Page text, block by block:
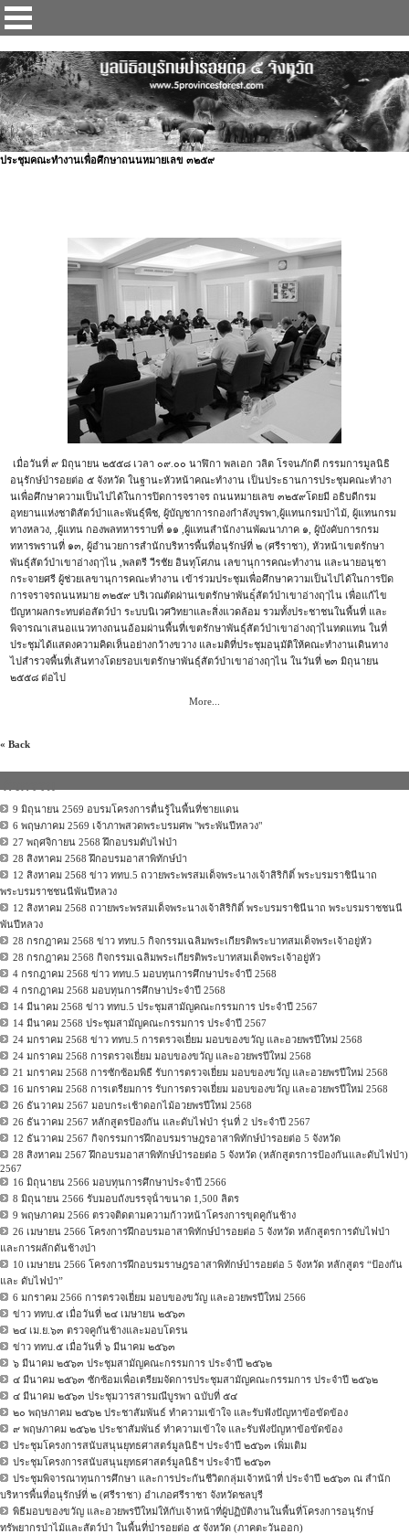
ประชุมคณะทำงานเพื่อศึกษาถนนหมายเลข ๓๒๕๙
เมื่อวันที่ ๙ มิถุนายน ๒๕๕๘ เวลา ๐๙.๐๐ นาฬิกา พลเอก วลิต โรจนภักดี กรรมการมูลนิธิ
อนุรักษ์ป่ารอยต่อ ๕ จังหวัด ในฐานะหัวหน้าคณะทำงาน เป็นประธานการประชุมคณะทำงา
นเพื่อศึกษาความเป็นไปได้ในการปิดการจราจร ถนนหมายเลข ๓๒๕๙โดยมี อธิบดีกรม
อุทยานแห่งชาติสัตว์ป่าและพันธุ์พืช, ผู้บัญชาการกองกำลังบูรพา,ผู้แทนกรมป่าไม้, ผู้แทนกรม
ทางหลวง, ,ผู้แทน กองพลทหารราบที่ ๑๑ ,ผู้แทนสำนักงานพัฒนาภาค ๑, ผู้บังคับการกรม
ทหารพรานที่ ๑๓, ผู้อำนวยการสำนักบริหารพื้นที่อนุรักษ์ที่ ๒ (ศรีราชา), หัวหน้าเขตรักษา
พันธุ์สัตว์ป่าเขาอ่างฤๅไน ,พลตรี วีรชัย อินทุโศภน เลขานุการคณะทำงาน และนายอนุชา
กระจายศรี ผู้ช่วยเลขานุการคณะทำงาน เข้าร่วมประชุมเพื่อศึกษาความเป็นไปได้ในการปิด
การจราจรถนนหมาย ๓๒๕๙ บริเวณตัดผ่านเขตรักษาพันธุ์สัตว์ป่าเขาอ่างฤๅไน เพื่อแก้ไข
ปัญหาผลกระทบต่อสัตว์ป่า ระบบนิเวศวิทยาและสิ่งแวดล้อม รวมทั้งประชาชนในพื้นที่ และ
พิจารณาเสนอแนวทางถนนอ้อมผ่านพื้นที่เขตรักษาพันธุ์สัตว์ป่าเขาอ่างฤๅไนทดแทน ในที่
ประชุมได้แสดงความคิดเห็นอย่างกว้างขวาง และมติที่ประชุมอนุมัติให้คณะทำงานเดินทาง
ไปสำรวจพื้นที่เส้นทางโดยรอบเขตรักษาพันธุ์สัตว์ป่าเขาอ่างฤๅไน ในวันที่ ๒๓ มิถุนายน
๒๕๕๘ ต่อไป
More...
« Back
9 มิถุนายน 2569 อบรมโครงการตื่นรู้ในพื้นที่ชายแดน
6 พฤษภาคม 2569 เจ้าภาพสวดพระบรมศพ "พระพันปีหลวง"
27 พฤศจิกายน 2568 ฝึกอบรมดับไฟป่า
28 สิงหาคม 2568 ฝึกอบรมอาสาพิทักษ์ป่า
12 สิงหาคม 2568 ข่าว ททบ.5 ถวายพระพรสมเด็จพระนางเจ้าสิริกิติ์ พระบรมราชินีนาถ
พระบรมราชชนนีพันปีหลวง
12 สิงหาคม 2568 ถวายพระพรสมเด็จพระนางเจ้าสิริกิติ์ พระบรมราชินีนาถ พระบรมราชชนนี
พันปีหลวง
28 กรกฎาคม 2568 ข่าว ททบ.5 กิจกรรมเฉลิมพระเกียรติพระบาทสมเด็จพระเจ้าอยู่หัว
28 กรกฎาคม 2568 กิจกรรมเฉลิมพระเกียรติพระบาทสมเด็จพระเจ้าอยู่หัว
4 กรกฎาคม 2568 ข่าว ททบ.5 มอบทุนการศึกษาประจำปี 2568
4 กรกฎาคม 2568 มอบทุนการศึกษาประจำปี 2568
14 มีนาคม 2568 ข่าว ททบ.5 ประชุมสามัญคณะกรรมการ ประจำปี 2567
14 มีนาคม 2568 ประชุมสามัญคณะกรรมการ ประจำปี 2567
24 มกราคม 2568 ข่าว ททบ.5 การตรวจเยี่ยม มอบของขวัญ และอวยพรปีใหม่ 2568
24 มกราคม 2568 การตรวจเยี่ยม มอบของขวัญ และอวยพรปีใหม่ 2568
21 มกราคม 2568 การซักซ้อมพิธี รับการตรวจเยี่ยม มอบของขวัญ และอวยพรปีใหม่ 2568
16 มกราคม 2568 การเตรียมการ รับการตรวจเยี่ยม มอบของขวัญ และอวยพรปีใหม่ 2568
26 ธันวาคม 2567 มอบกระเช้าดอกไม้อวยพรปีใหม่ 2568
26 ธันวาคม 2567 หลักสูตรป้องกัน และดับไฟป่า รุ่นที่ 2 ประจำปี 2567
12 ธันวาคม 2567 กิจกรรมการฝึกอบรมราษฎรอาสาพิทักษ์ป่ารอยต่อ 5 จังหวัด
28 สิงหาคม 2567 ฝึกอบรมอาสาพิทักษ์ป่ารอยต่อ 5 จังหวัด (หลักสูตรการป้องกันและดับไฟป่า)
2567
16 มิถุนายน 2566 มอบทุนการศึกษาประจําปี 2566
8 มิถุนายน 2566 รับมอบถังบรรจุน้ําขนาด 1,500 ลิตร
9 พฤษภาคม 2566 ตรวจติดตามความก้าวหน้าโครงการขุดคูกันช้าง
26 เมษายน 2566 โครงการฝึกอบรมอาสาพิทักษ์ป่ารอยต่อ 5 จังหวัด หลักสูตรการดับไฟป่า
และการผลักดันช้างป่า
10 เมษายน 2566 โครงการฝึกอบรมราษฎรอาสาพิทักษ์ป่ารอยต่อ 5 จังหวัด หลักสูตร “ป้องกัน
และ ดับไฟป่า”
6 มกราคม 2566 การตรวจเยี่ยม มอบของขวัญ และอวยพรปีใหม่ 2566
ข่าว ททบ.๕ เมื่อวันที่ ๒๔ เมษายน ๒๕๖๓
๒๔ เม.ย.๖๓ ตรวจคูกันช้างและมอบโดรน
ข่าว ททบ.๕ เมื่อวันที่ ๖ มีนาคม ๒๕๖๓
๖ มีนาคม ๒๕๖๓ ประชุมสามัญคณะกรรมการ ประจำปี ๒๕๖๒
๔ มีนาคม ๒๕๖๓ ซักซ้อมเพื่อเตรียมจัดการประชุมสามัญคณะกรรมการ ประจำปี ๒๕๖๒
๔ มีนาคม ๒๕๖๓ ประชุมวารสารมณีบูรพา ฉบับที่ ๕๔
๒๐ พฤษภาคม ๒๕๖๒ ประชาสัมพันธ์ ทำความเข้าใจ และรับฟังปัญหาข้อขัดข้อง
๙ พฤษภาคม ๒๕๖๒ ประชาสัมพันธ์ ทำความเข้าใจ และรับฟังปัญหาข้อขัดข้อง
ประชุมโครงการสนับสนุนยุทธศาสตร์มูลนิธิฯ ประจำปี ๒๕๖๓ เพิ่มเติม
ประชุมโครงการสนับสนุนยุทธศาสตร์มูลนิธิฯ ประจำปี ๒๕๖๓
ประชุมพิจารณาทุนการศึกษา และการประกันชีวิตกลุ่มเจ้าหน้าที่ ประจำปี ๒๕๖๓ ณ สำนัก
บริหารพื้นที่อนุรักษ์ที่ ๒ (ศรีราชา) อำเภอศรีราชา จังหวัดชลบุรี
พิธีมอบของขวัญ และอวยพรปีใหม่ให้กับเจ้าหน้าที่ผู้ปฏิบัติงานในพื้นที่โครงการอนุรักษ์
ทรัพยากรป่าไม้และสัตว์ป่า ในพื้นที่ป่ารอยต่อ ๕ จังหวัด (ภาคตะวันออก)